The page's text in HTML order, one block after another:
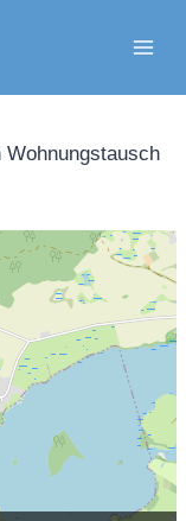
Wohnungstausch